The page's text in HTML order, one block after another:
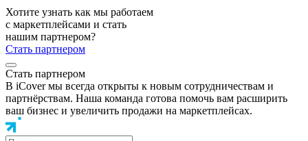
Хотите узнать как мы работаем
с маркетплейсами и стать
нашим партнером?
Стать партнером
Стать партнером
В iCover мы всегда открыты к новым сотрудничествам и
партнёрствам. Наша команда готова помочь вам расширить
ваш бизнес и увеличить продажи на маркетплейсах.